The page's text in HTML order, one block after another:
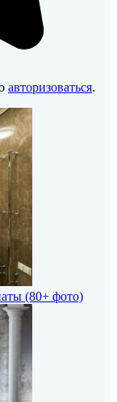
авторизоваться.
(80+ фото)